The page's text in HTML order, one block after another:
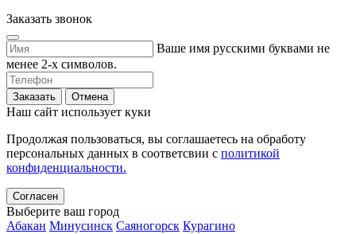
Заказать звонок
Ваше имя русскими буквами не
менее 2-х символов.
Заказать Отмена
Наш сайт использует куки
Продолжая пользоваться, вы соглашаетесь на обработу
персональных данных в соответсвии с политикой
конфиденциальности.
Согласен
Выберите ваш город
Абакан Минусинск Саяногорск Курагино